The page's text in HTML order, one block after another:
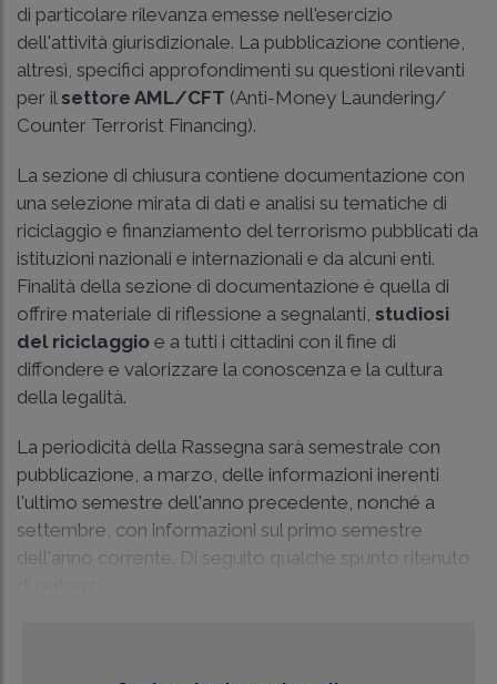
di particolare rilevanza emesse nell'esercizio
dell'attività giurisdizionale. La pubblicazione contiene,
altresì, specifici approfondimenti su questioni rilevanti
per il settore AML/CFT (Anti-Money Laundering/
Counter Terrorist Financing).
La sezione di chiusura contiene documentazione con
una selezione mirata di dati e analisi su tematiche di
riciclaggio e finanziamento del terrorismo pubblicati da
istituzioni nazionali e internazionali e da alcuni enti.
Finalità della sezione di documentazione è quella di
offrire materiale di riflessione a segnalanti, studiosi
del riciclaggio e a tutti i cittadini con il fine di
diffondere e valorizzare la conoscenza e la cultura
della legalità.
La periodicità della Rassegna sarà semestrale con
pubblicazione, a marzo, delle informazioni inerenti
l'ultimo semestre dell'anno precedente, nonché a
settembre, con informazioni sul primo semestre
dell'anno corrente. Di seguito qualche spunto ritenuto